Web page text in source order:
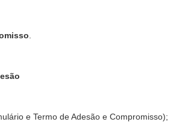
e Termo de Adesão e Compromisso);